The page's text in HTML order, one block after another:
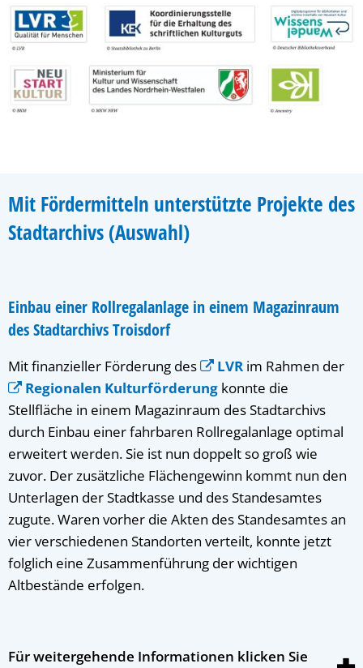
Mit Fördermitteln unterstützte Projekte des
Stadtarchivs (Auswahl)
Einbau einer Rollregalanlage in einem Magazinraum
des Stadtarchivs Troisdorf
Mit finanzieller Förderung des LVR im Rahmen der
Regionalen Kulturförderung konnte die
Stellfläche in einem Magazinraum des Stadtarchivs
durch Einbau einer fahrbaren Rollregalanlage optimal
erweitert werden. Sie ist nun doppelt so groß wie
zuvor. Der zusätzliche Flächengewinn kommt nun den
Unterlagen der Stadtkasse und des Standesamtes
zugute. Waren vorher die Akten des Standesamtes an
vier verschiedenen Standorten verteilt, konnte jetzt
folglich eine Zusammenführung der wichtigen
Altbestände erfolgen.
Für weitergehende Informationen klicken Sie